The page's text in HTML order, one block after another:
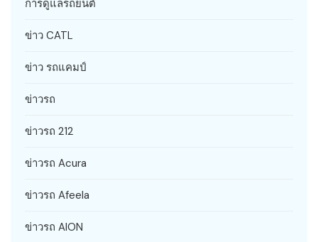
การดูแลรถยนต์
ข่าว CATL
ข่าว รถแคมป์
ข่าวรถ
ข่าวรถ 212
ข่าวรถ Acura
ข่าวรถ Afeela
ข่าวรถ AION